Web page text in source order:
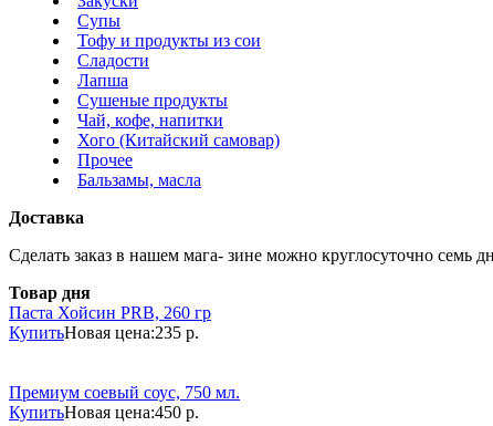
Супы
Тофу и продукты из сои
Сладости
Лапша
Сушеные продукты
Чай, кофе, напитки
Хого (Китайский самовар)
Прочее
Бальзамы, масла
Доставка
Сделать заказ в нашем мага- зине можно круглосуточно семь
Товар дня
Паста Хойсин PRB, 260 гр
КупитьНовая цена:235 р.
Премиум соевый соус, 750 мл.
КупитьНовая цена:450 р.